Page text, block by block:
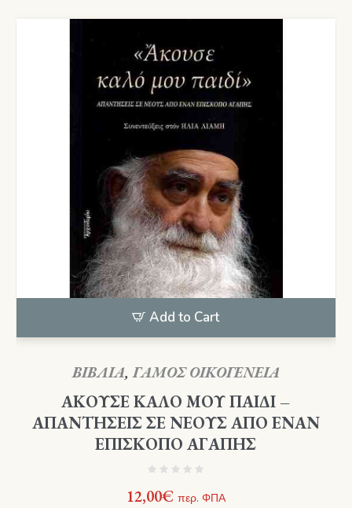
Add to Cart
ΒΙΒΛΙΑ,ΓΑΜΟΣ ΟΙΚΟΓΕΝΕΙΑ
ΑΚΟΥΣΕ ΚΑΛΟ ΜΟΥ ΠΑΙΔΙ –
ΑΠΑΝΤΗΣΕΙΣ ΣΕ ΝΕΟΥΣ ΑΠΟ ΕΝΑΝ
ΕΠΙΣΚΟΠΟ ΑΓΑΠΗΣ
12,00€ περ. ΦΠΑ